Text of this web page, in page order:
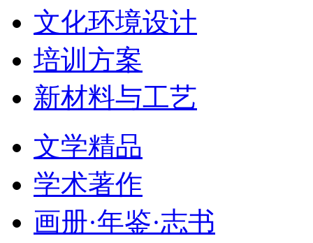
文化环境设计
培训方案
新材料与工艺
文学精品
学术著作
画册·年鉴·志书